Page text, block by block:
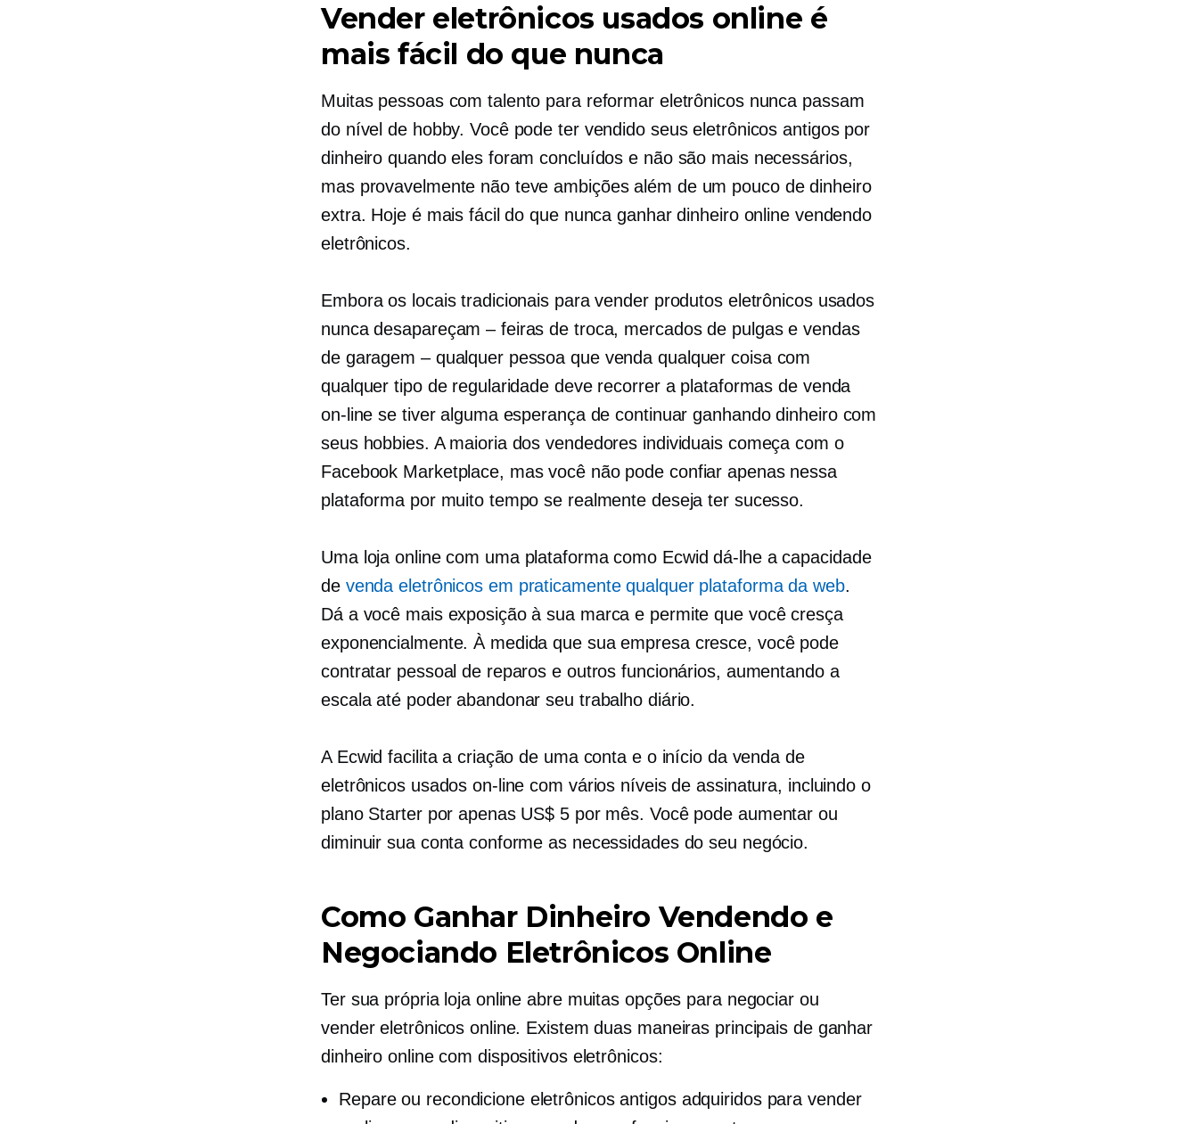
Vender eletrônicos usados ​​online é
mais fácil do que nunca
Muitas pessoas com talento para reformar eletrônicos nunca passam
do nível de hobby. Você pode ter vendido seus eletrônicos antigos por
dinheiro quando eles foram concluídos e não são mais necessários,
mas provavelmente não teve ambições além de um pouco de dinheiro
extra. Hoje é mais fácil do que nunca ganhar dinheiro online vendendo
eletrônicos.
Embora os locais tradicionais para vender produtos eletrônicos usados
​​nunca desapareçam – feiras de troca, mercados de pulgas e vendas
de garagem – qualquer pessoa que venda qualquer coisa com
qualquer tipo de regularidade deve recorrer a plataformas de venda
on-line se tiver alguma esperança de continuar ganhando dinheiro com
seus hobbies. A maioria dos vendedores individuais começa com o
Facebook Marketplace, mas você não pode confiar apenas nessa
plataforma por muito tempo se realmente deseja ter sucesso.
Uma loja online com uma plataforma como Ecwid dá-lhe a capacidade
de venda eletrônicos em praticamente qualquer plataforma da web.
Dá a você mais exposição à sua marca e permite que você cresça
exponencialmente. À medida que sua empresa cresce, você pode
contratar pessoal de reparos e outros funcionários, aumentando a
escala até poder abandonar seu trabalho diário.
A Ecwid facilita a criação de uma conta e o início da venda de
eletrônicos usados ​​on-line com vários níveis de assinatura, incluindo o
plano Starter por apenas US$ 5 por mês. Você pode aumentar ou
diminuir sua conta conforme as necessidades do seu negócio.
Como Ganhar Dinheiro Vendendo e
Negociando Eletrônicos Online
Ter sua própria loja online abre muitas opções para negociar ou
vender eletrônicos online. Existem duas maneiras principais de ganhar
dinheiro online com dispositivos eletrônicos:
Repare ou recondicione eletrônicos antigos adquiridos para vender